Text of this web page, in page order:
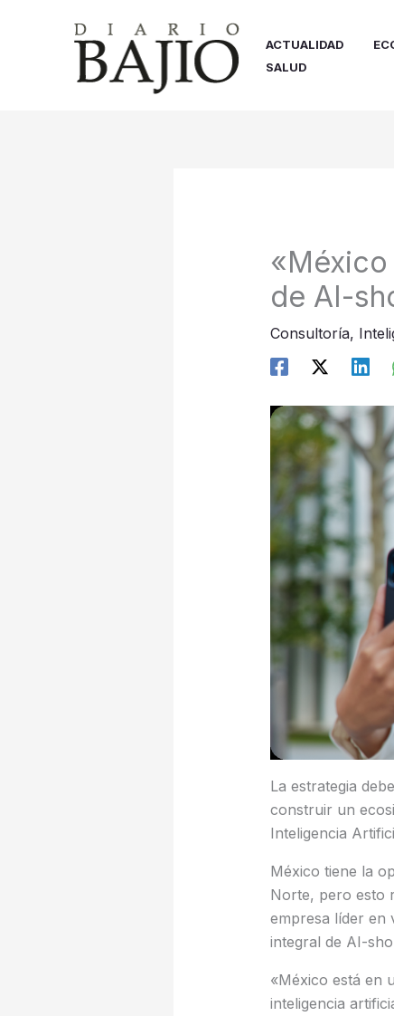
ACTUALIDAD
SALUD
de AI-
Consultoría,
La estrategia
construir un
Inteligencia
México tiene la
Norte, pero esto
empresa líder en
integral de AI-
«México está en
inteligencia